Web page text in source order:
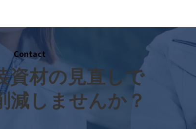
Contact
資材の見直しで
減しませんか？